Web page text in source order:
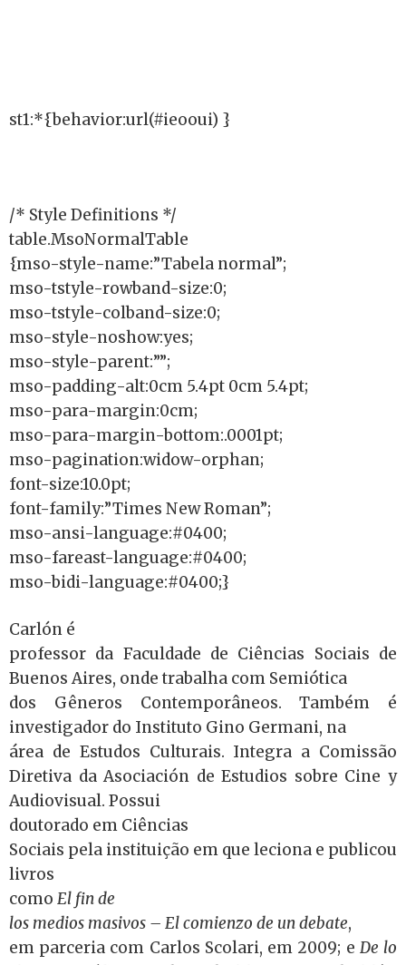
st1:*{behavior:url(#ieooui) }
/* Style Definitions */
table.MsoNormalTable
{mso-style-name:”Tabela normal”;
mso-tstyle-rowband-size:0;
mso-tstyle-colband-size:0;
mso-style-noshow:yes;
mso-style-parent:””;
mso-padding-alt:0cm 5.4pt 0cm 5.4pt;
mso-para-margin:0cm;
mso-para-margin-bottom:.0001pt;
mso-pagination:widow-orphan;
font-size:10.0pt;
font-family:”Times New Roman”;
mso-ansi-language:#0400;
mso-fareast-language:#0400;
mso-bidi-language:#0400;}
Carlón é
professor da Faculdade de Ciências Sociais de
Buenos Aires, onde trabalha com Semiótica
dos Gêneros Contemporâneos. Também é
investigador do Instituto Gino Germani, na
área de Estudos Culturais. Integra a Comissão
Diretiva da Asociación de Estudios sobre Cine y
Audiovisual. Possui
doutorado em Ciências
Sociais pela instituição em que leciona e publicou
livros
como El fin de
los medios masivos – El comienzo de un debate,
em parceria com Carlos Scolari, em 2009; e De lo